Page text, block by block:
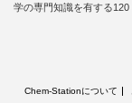
学の専門知識を有する120
Chem-Stationについて